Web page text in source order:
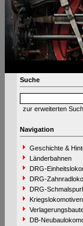
Suche
zur erweiterten
Navigation
Geschichte &
Länderbahnen
DRG-
DRG-
DRG-
Kriegslokomotiven
DB-